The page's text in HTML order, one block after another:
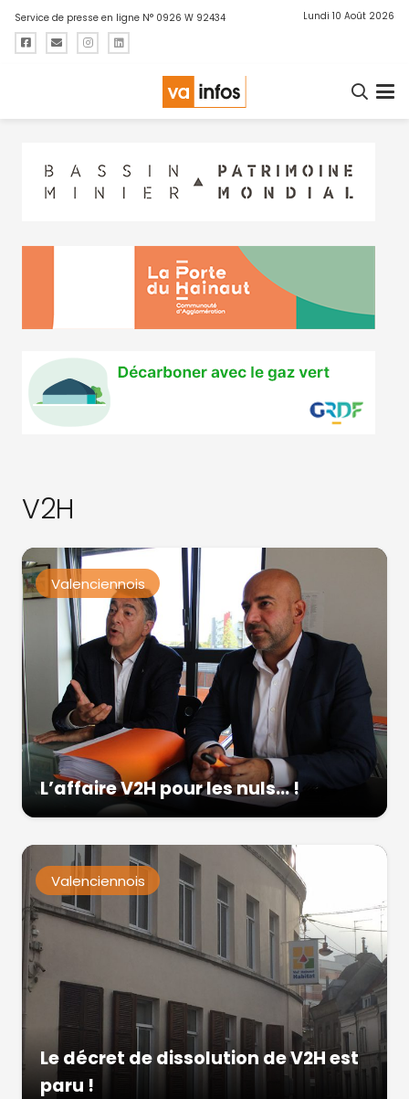
Service de presse en ligne N° 0926 W 92434 Lundi 10 Août 2026
V2H
Valenciennois
L’affaire V2H pour les nuls… !
Valenciennois
Le décret de dissolution de V2H est
paru !